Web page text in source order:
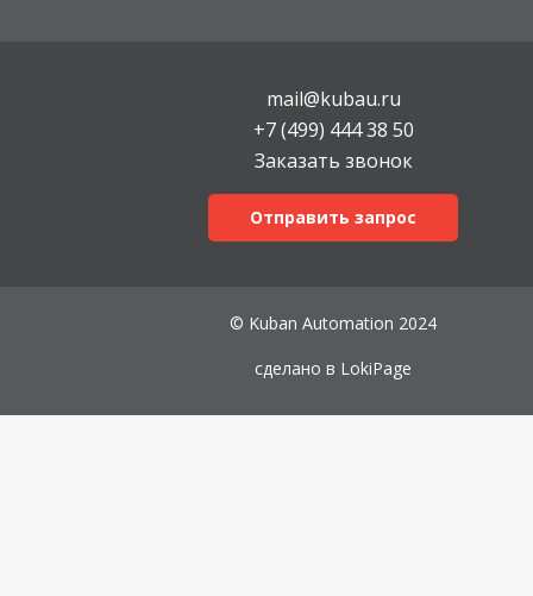
mail@kubau.ru
+7 (499) 444 38 50
Заказать звонок
Отправить запрос
© Kuban Automation 2024
сделано в LokiPage